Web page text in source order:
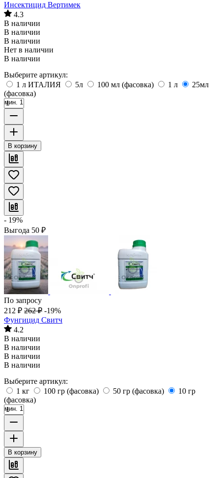
Инсектицид Вертимек
4.3
В наличии
В наличии
В наличии
Нет в наличии
В наличии
Выберите артикул:
1 л ИТАЛИЯ
5л 100 мл (фасовка) 1 л
25мл
(фасовка)
мин. 1
В корзину
- 19%
Выгода 50 ₽
По запросу
212 ₽ 262 ₽ -19%
Фунгицид Свитч
4.2
В наличии
В наличии
В наличии
В наличии
Выберите артикул:
1 кг
100 гр (фасовка) 50 гр (фасовка)
10 гр
(фасовка)
мин. 1
В корзину